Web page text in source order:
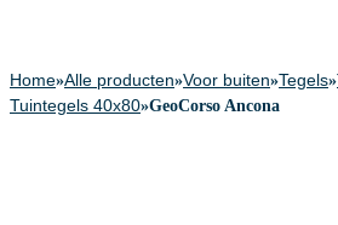
Home»Alle producten»Voor buiten»Tegels»
Tuintegels 40x80»GeoCorso Ancona